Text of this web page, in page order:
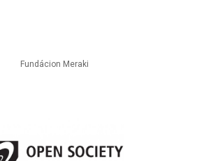
Fundácion Meraki